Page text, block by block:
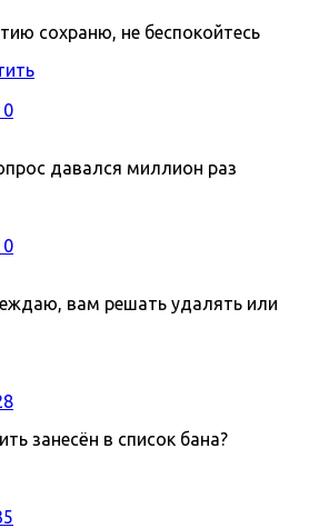
сохраню, не беспокойтесь
давался миллион раз
вам решать удалять или
занесён в список бана?